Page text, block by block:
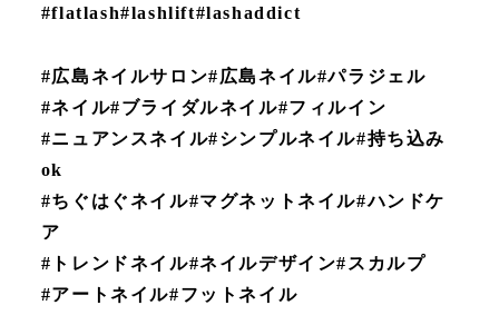
#flatlash#lashlift#lashaddict
#広島ネイルサロン#広島ネイル#パラジェル
#ネイル#ブライダルネイル#フィルイン
#ニュアンスネイル#シンプルネイル#持ち込み
ok
#ちぐはぐネイル#マグネットネイル#ハンドケ
ア
#トレンドネイル#ネイルデザイン#スカルプ
#アートネイル#フットネイル